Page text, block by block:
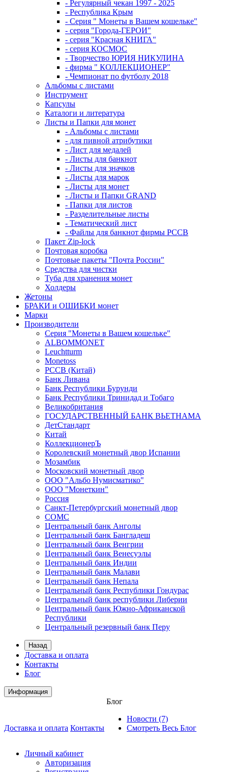
- Регулярный чекан 1997 - 2025
- Республика Крым
- Серия " Монеты в Вашем кошельке"
- серия "Города-ГЕРОИ"
- серия "Красная КНИГА"
- серия КОСМОС
- Творчество ЮРИЯ НИКУЛИНА
- фирма " КОЛЛЕКЦИОНЕР"
- Чемпионат по футболу 2018
Альбомы с листами
Инструмент
Капсулы
Каталоги и литература
Листы и Папки для монет
- Альбомы с листами
- для пивной атрибутики
- Лист для медалей
- Листы для банкнот
- Листы для значков
- Листы для марок
- Листы для монет
- Листы и Папки GRAND
- Папки для листов
- Разделительные листы
- Тематический лист
- Файлы для банкнот фирмы PCCB
Пакет Zip-lock
Почтовая коробка
Почтовые пакеты "Почта России"
Средства для чистки
Туба для хранения монет
Холдеры
Жетоны
БРАКИ и ОШИБКИ монет
Марки
Производители
Серия "Монеты в Вашем кошельке"
ALBOMMONET
Leuchtturm
Monetoss
PCCB (Китай)
Банк Ливана
Банк Республики Бурунди
Банк Республики Тринидад и Тобаго
Великобритания
ГОСУДАРСТВЕННЫЙ БАНК ВЬЕТНАМА
ДетСтандарт
Китай
КоллекционерЪ
Королевский монетный двор Испании
Мозамбик
Московский монетный двор
ООО "Альбо Нумисматико"
ООО "Монеткин"
Россия
Санкт-Петербургский монетный двор
СОМС
Центральный банк Анголы
Центральный банк Бангладеш
Центральный банк Венгрии
Центральный банк Венесуэлы
Центральный банк Индии
Центральный банк Малави
Центральный банк Непала
Центральный банк Республики Гондурас
Центральный банк республики Либерии
Центральный банк Южно-Африканской
Республики
Центральный резервный банк Перу
Назад
Доставка и оплата
Контакты
Блог
Информация
Доставка и оплата Контакты
Блог
Новости (7)
Смотреть Весь Блог
Личный кабинет
Авторизация